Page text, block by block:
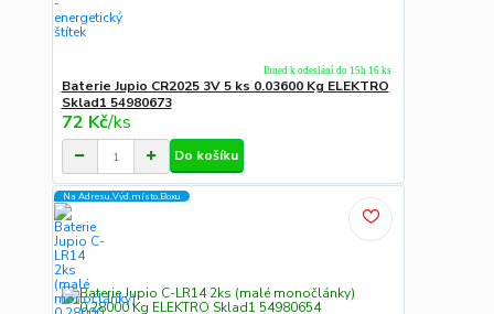
Baterie Jupio CR2025 3V 5 ks 0.03600 Kg ELEKTRO
Sklad1 54980673
72 Kč/ks
Ihned k odeslání do 15h 16 ks
Do košíku
Na Adresu,Výd.místo,Boxu